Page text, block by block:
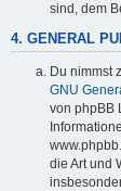
sind, dem
4. GENERAL
Du nimmst
GNU
von phpBB
die Art und